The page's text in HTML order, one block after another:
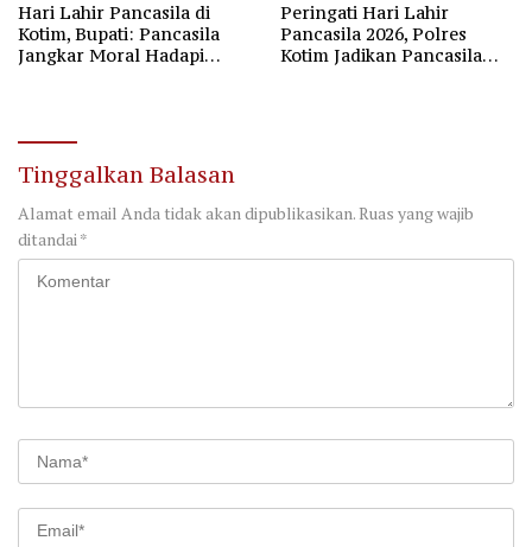
Hari Lahir Pancasila di
Kotim, Bupati: Pancasila
Jangkar Moral Hadapi
Peringati Hari Lahir
Pancasila 2026, Polres
Kotim Jadikan Pancasila
Tinggalkan Balasan
Alamat email Anda tidak akan dipublikasikan.Ruas yang wajib
ditandai*